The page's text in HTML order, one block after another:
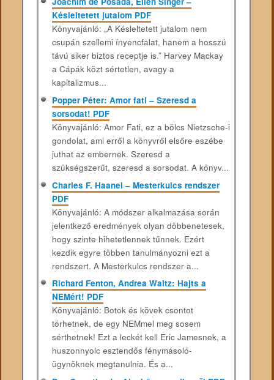
Késleltetett jutalom PDF
Könyvajánló: „A Késleltetett jutalom nem
csupán szellemi ínyencfalat, hanem a hosszú
távú siker biztos receptje is.” Harvey Mackay
a Cápák közt sértetlen, avagy a
kapitalizmus...
Popper Péter: Amor fati – Szeresd a
sorsodat! PDF
Könyvajánló: Amor ​​Fati, ez a bölcs Nietzsche-i
gondolat, ami erről a könyvről elsőre eszébe
juthat az embernek. Szeresd a
szükségszerűt, szeresd a sorsodat. A könyv...
Charles F. Haanel – Mesterkulcs rendszer
PDF
Könyvajánló: A módszer alkalmazása során
jelentkező eredmények olyan döbbenetesek,
hogy szinte hihetetlennek tűnnek. Ezért
kezdik egyre többen tanulmányozni ezt a
rendszert. A Mesterkulcs rendszer a...
Richard Fenton, Andrea Waltz: Hajts a
NEMért! PDF
Könyvajánló: Botok és kövek csontot
törhetnek, de egy NEMmel meg sosem
sérthetnek! Ezt a leckét kell Eric Jamesnek, a
huszonnyolc esztendős fénymásoló-
ügynöknek megtanulnia. És a...